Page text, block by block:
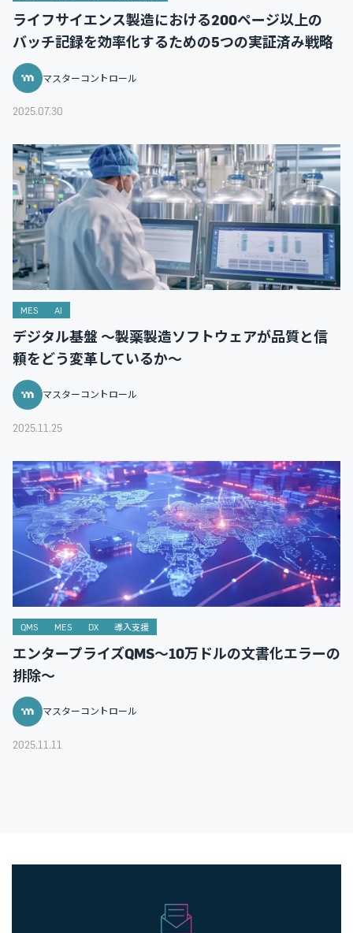
ライフサイエンス製造における200ページ以上の
バッチ記録を効率化するための5つの実証済み戦略
マスターコントロール
2025.07.30
MES AI
デジタル基盤 ～製薬製造ソフトウェアが品質と信
頼をどう変革しているか～
マスターコントロール
2025.11.25
QMS MES DX 導入支援
エンタープライズQMS～10万ドルの文書化エラーの
排除～
マスターコントロール
2025.11.11